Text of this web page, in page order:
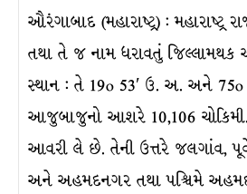
ઔરંગાબાદ (મહારાષ્ટ્ર) : મહારાષ્ટ્ર
તથા તે જ નામ ધરાવતું
સ્થાન : તે 19o 53′ ઉ. અ. અને 75o
આજુબાજુનો આશરે 10,106 ચોકિમી.
આવરી લે છે. તેની ઉત્તરે જલગાંવ,
અને અહમદનગર તથા પશ્ચિમે